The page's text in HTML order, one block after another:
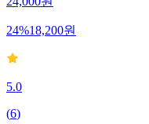
24,000원
24%18,200원
5.0
(6)